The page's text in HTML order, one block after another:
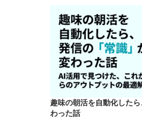
趣味の朝活を自動化した
わった話